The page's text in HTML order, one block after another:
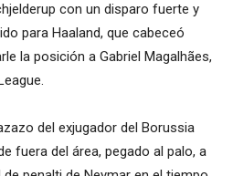
con un disparo fuerte y
para Haaland, que cabeceó
la posición a Gabriel Magalhães,
del exjugador del Borussia
fuera del área, pegado al palo, a